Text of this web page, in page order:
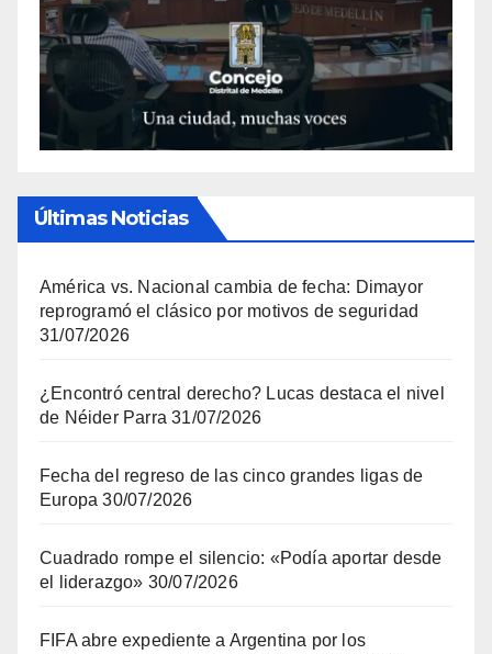
Últimas Noticias
América vs. Nacional cambia de fecha: Dimayor
reprogramó el clásico por motivos de seguridad
31/07/2026
¿Encontró central derecho? Lucas destaca el nivel
de Néider Parra 31/07/2026
Fecha del regreso de las cinco grandes ligas de
Europa 30/07/2026
Cuadrado rompe el silencio: «Podía aportar desde
el liderazgo» 30/07/2026
FIFA abre expediente a Argentina por los